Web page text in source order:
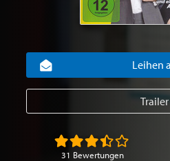
Leihen
Trailer
31 Bewertungen